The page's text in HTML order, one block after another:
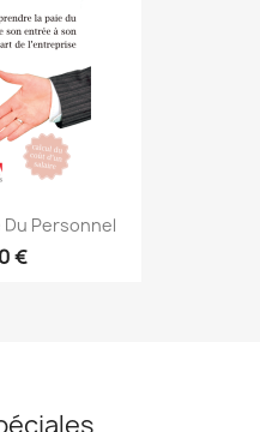
Personnel
€